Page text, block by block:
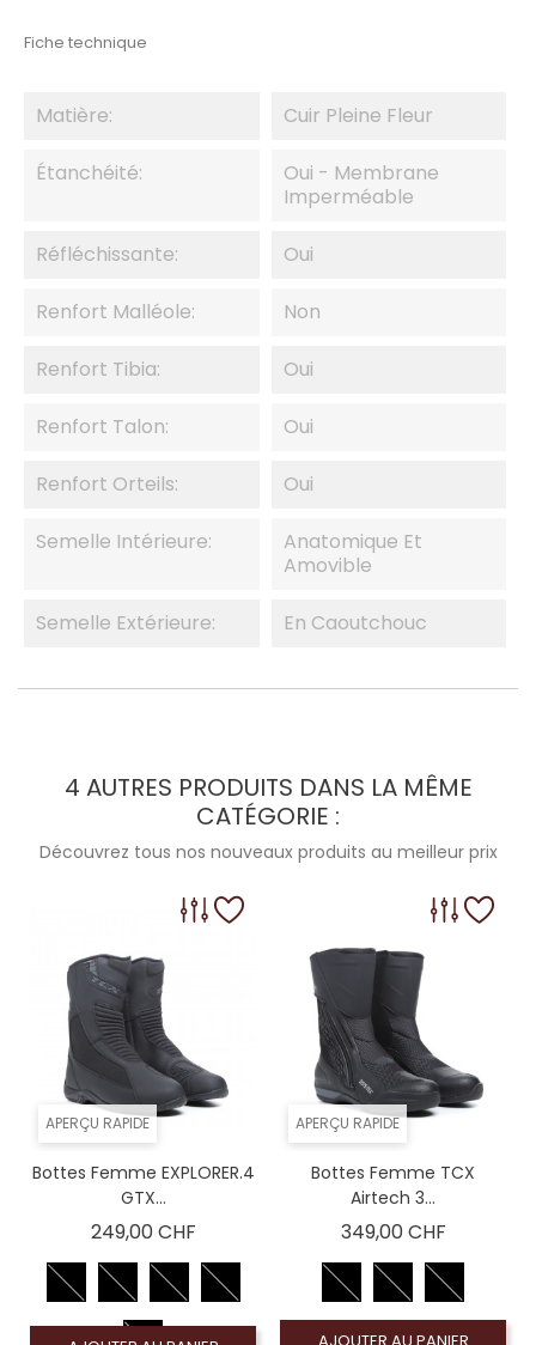
Fiche technique
Matière: Cuir Pleine Fleur
Étanchéité:
Oui - Membrane
Imperméable
Réfléchissante: Oui
Renfort Malléole: Non
Renfort Tibia: Oui
Renfort Talon: Oui
Renfort Orteils: Oui
Semelle Intérieure:
Anatomique Et
Amovible
Semelle Extérieure: En Caoutchouc
4 AUTRES PRODUITS DANS LA MÊME
CATÉGORIE :
Découvrez tous nos nouveaux produits au meilleur prix
APERÇU RAPIDE
Bottes Femme EXPLORER.4
GTX...
249,00 CHFPrix
APERÇU RAPIDE
Bottes Femme TCX
Airtech 3...
349,00 CHFPrix
AJOUTER AU PANIER